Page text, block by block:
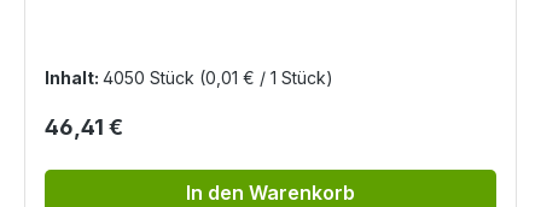
Inhalt: 4050 Stück (0,01 € / 1 Stück)
Regulärer Preis:
46,41 €
In den Warenkorb